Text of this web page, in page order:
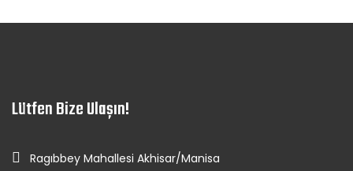
Lütfen Bize Ulaşın!
Ragıbbey Mahallesi Akhisar/Manisa